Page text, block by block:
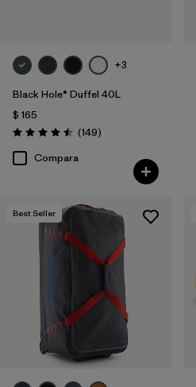
+3
Black Hole® Duffel 40L
$ 165
Valoración: 4.5 / 5
(149Comentarios
)
Compara
Best Seller